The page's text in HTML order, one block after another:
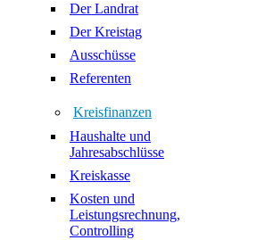
Der Landrat
Der Kreistag
Ausschüsse
Referenten
Kreisfinanzen
Haushalte und
Jahresabschlüsse
Kreiskasse
Kosten und
Leistungsrechnung,
Controlling